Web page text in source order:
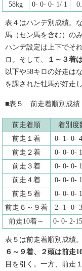
58kg
0- 0- 0- 1/ 1
表４はハンデ別成績。
馬（セン馬を含む）の
ハンデ設定は上下でそ
ロ。そして、
１～３着
以下や58キロの好走は
を課された牡馬が好走
■表５ 前走着順別成績
前走着順 着別度
前走１着
0- 1- 0-
前走２着
0- 0- 0-
前走３着
0- 0- 0-
前走４着
0- 0- 0-
前走５着
0- 0- 0-
前走６～９着
2- 1- 0-
前走10着～
0- 0- 2-
表５は前走着順別成績。
６～９着、２頭は前走
目を引く。一方、前走